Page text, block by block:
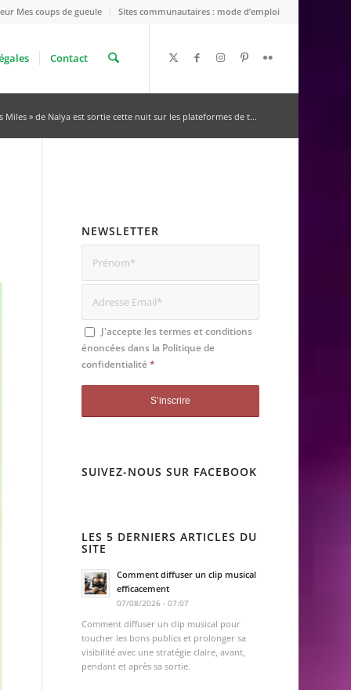
Mes coups de gueule Sites communautaires : mode d’emploi
Contact
Miles » de Nalya est sortie cette nuit sur les plateformes de t...
NEWSLETTER
J'accepte les termes et conditions
énoncées dans la Politique de
confidentialité*
SUIVEZ-NOUS SUR FACEBOOK
LES 5 DERNIERS ARTICLES DU
SITE
Comment diffuser un clip musical
efficacement
07/08/2026 - 07:07
Comment diffuser un clip musical pour
toucher les bons publics et prolonger sa
visibilité avec une stratégie claire, avant,
pendant et après sa sortie.